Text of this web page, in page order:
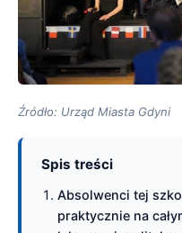
Źródło: Urząd Miasta Gdyni
Spis treści
Absolwenci tej
praktycznie na